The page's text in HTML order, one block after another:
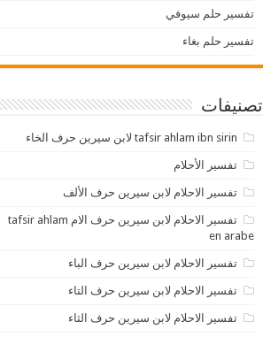
تفسير حلم سيوفي
تفسير حلم بغاء
تصنيفات
tafsir ahlam ibn sirin لابن سيرين حرف الخاء
تفسير الأحلام
تفسير الاحلام لابن سيرين حرف الألف
تفسير الاحلام لابن سيرين حرف الام tafsir ahlam
en arabe
تفسير الاحلام لابن سيرين حرف الباء
تفسير الاحلام لابن سيرين حرف التاء
تفسير الاحلام لابن سيرين حرف الثاء